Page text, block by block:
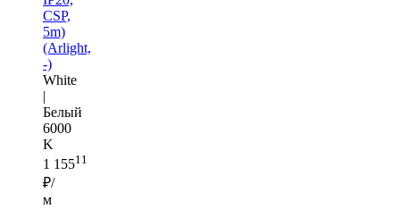
CSP,
5m)
(Arlight,
-)
White
|
Белый
6000
K
1 15511
₽/
м